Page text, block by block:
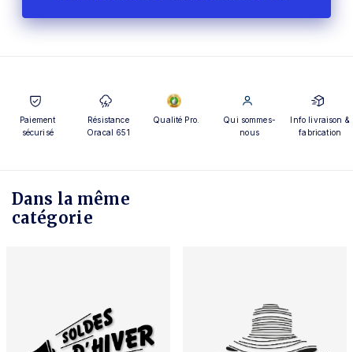
Paiement
sécurisé
Résistance
Oracal 651
Qualité Pro.
Qui sommes-
nous
Info livraison &
fabrication
Dans la même
catégorie